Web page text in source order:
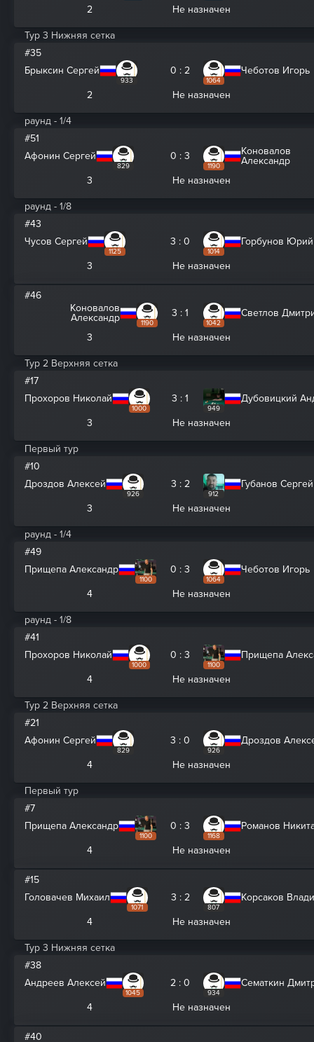
2 Не назначен
Тур 3 Нижняя сетка
#35
Брыксин Сергей
933
0 : 2
1064
Чеботов Игорь
2 Не назначен
раунд - 1/4
#51
Афонин Сергей
829
0 : 3
1190
Коновалов
Александр
3
Не назначен
раунд - 1/8
#43
Чусов Сергей
1125
3 : 0
1014
Горбунов Юрий
3 Не назначен
#46
Коновалов
Александр
1190
3 : 1
1042
Светлов
3 Не назначен
Тур 2 Верхняя сетка
#17
Прохоров Николай
1000
3 : 1
949
Дубовицкий
3 Не назначен
Первый тур
#10
Дроздов Алексей
926
3 : 2
912
Губанов Сергей
3 Не назначен
раунд - 1/4
#49
Прищепа Александр
1100
0 : 3
1064
Чеботов Игорь
4 Не назначен
раунд - 1/8
#41
Прохоров Николай
1000
0 : 3
1100
Прищепа
4 Не назначен
Тур 2 Верхняя сетка
#21
Афонин Сергей
829
3 : 0
926
Дроздов
4 Не назначен
Первый тур
#7
Прищепа Александр
1100
0 : 3
1168
Романов
4 Не назначен
#15
Головачев Михаил
1071
3 : 2
807
Корсаков
4 Не назначен
Тур 3 Нижняя сетка
#38
Андреев Алексей
1045
2 : 0
934
Сематкин
4 Не назначен
#40